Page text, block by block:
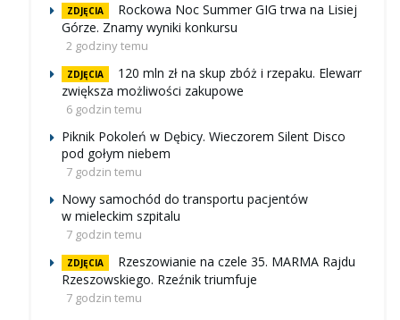
ZDJĘCIA
Rockowa Noc Summer GIG trwa na Lisiej
Górze. Znamy wyniki konkursu
2 godziny temu
ZDJĘCIA
120 mln zł na skup zbóż i rzepaku. Elewarr
zwiększa możliwości zakupowe
6 godzin temu
Piknik Pokoleń w Dębicy. Wieczorem Silent Disco
pod gołym niebem
7 godzin temu
Nowy samochód do transportu pacjentów
w mieleckim szpitalu
7 godzin temu
ZDJĘCIA
Rzeszowianie na czele 35. MARMA Rajdu
Rzeszowskiego. Rzeźnik triumfuje
7 godzin temu